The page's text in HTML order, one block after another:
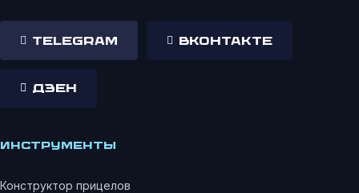
Telegram ВКонтакте
Дзен
ИНСТРУМЕНТЫ
Конструктор прицелов